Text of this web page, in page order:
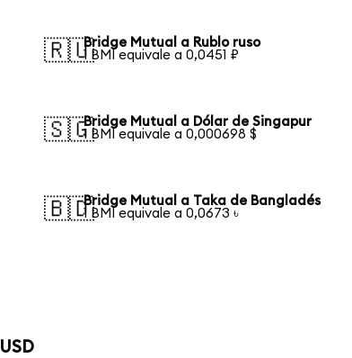
🇷🇺Bridge Mutual a Rublo ruso
1 BMI equivale a 0,0451 ₽
🇸🇬Bridge Mutual a Dólar de Singapur
1 BMI equivale a 0,000698 $
🇧🇩Bridge Mutual a Taka de Bangladés
1 BMI equivale a 0,0673 ৳